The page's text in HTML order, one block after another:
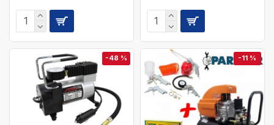
-48 % -11 %